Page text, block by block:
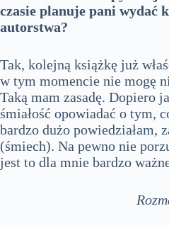
czasie planuje pani wydać
autorstwa?
Tak, kolejną książkę już
w tym momencie nie mogę
Taką mam zasadę. Dopiero
śmiałość opowiadać o tym,
bardzo dużo powiedziałam,
(śmiech). Na pewno nie
jest to dla mnie bardzo